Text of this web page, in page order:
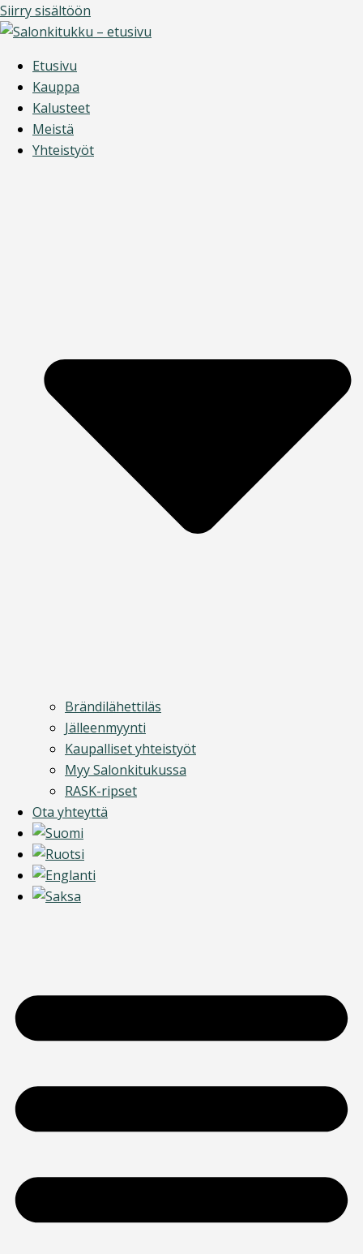
Siirry sisältöön
Etusivu
Kauppa
Kalusteet
Meistä
Yhteistyöt
Brändilähettiläs
Jälleenmyynti
Kaupalliset yhteistyöt
Myy Salonkitukussa
RASK-ripset
Ota yhteyttä